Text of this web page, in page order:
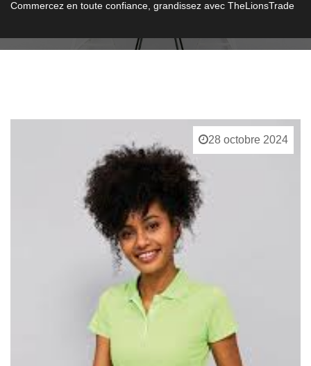
Commercez en toute confiance, grandissez avec TheLionsTrade
28 octobre 2024